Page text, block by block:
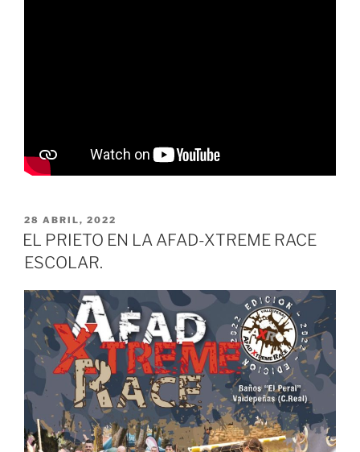
PUBLICADO
EL
28 ABRIL, 2022
EL PRIETO EN LA AFAD-XTREME RACE
ESCOLAR.